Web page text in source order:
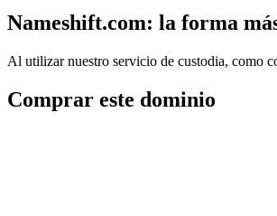
Nameshift.com: la forma
Al utilizar nuestro servicio de custodia, como
Comprar este dominio